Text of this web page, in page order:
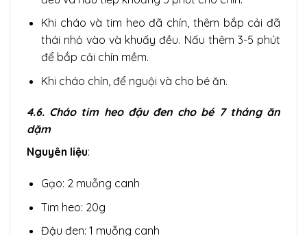
Khi cháo và tim heo đã chín, thêm bắp cải đã
thái nhỏ vào và khuấy đều. Nấu thêm 3-5 phút
để bắp cải chín mềm.
Khi cháo chín, để nguội và cho bé ăn.
4.6. Cháo tim heo đậu đen cho bé 7 tháng ăn
dặm
Nguyên liệu:
Gạo: 2 muỗng canh
Tim heo: 20g
Đậu đen: 1 muỗng canh